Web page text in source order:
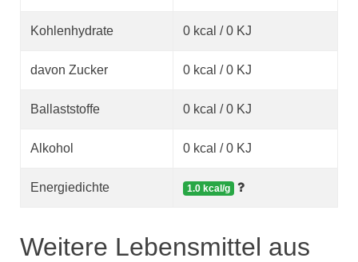
Kohlenhydrate 0 kcal / 0 KJ
davon Zucker 0 kcal / 0 KJ
Ballaststoffe 0 kcal / 0 KJ
Alkohol 0 kcal / 0 KJ
Energiedichte 1.0 kcal/g
Weitere Lebensmittel aus